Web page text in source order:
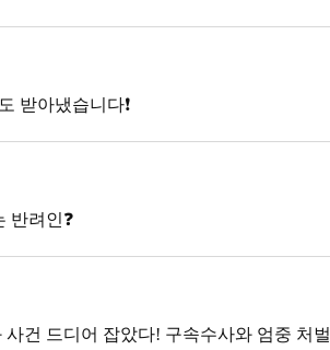
받아냈습니다❗️
반려인❓️
건 드디어 잡았다! 구속수사와 엄중 처